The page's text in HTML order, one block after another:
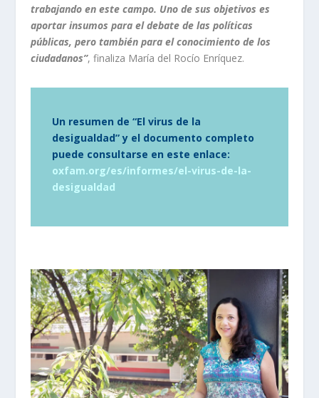
trabajando en este campo. Uno de sus objetivos es
aportar insumos para el debate de las políticas
públicas, pero también para el conocimiento de los
ciudadanos”, finaliza María del Rocío Enríquez.
Un resumen de “El virus de la
desigualdad” y el documento completo
puede consultarse en este enlace:
oxfam.org/es/informes/el-virus-de-la-
desigualdad